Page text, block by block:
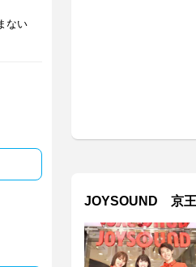
ない
JOYSOUND 京王